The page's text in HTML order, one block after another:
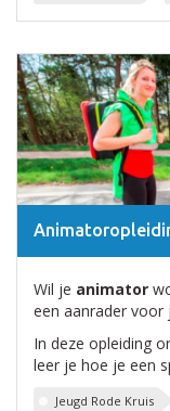
Wil je animator
een aanrader voor
In deze opleiding
leer je hoe je een
Jeugd Rode Kruis